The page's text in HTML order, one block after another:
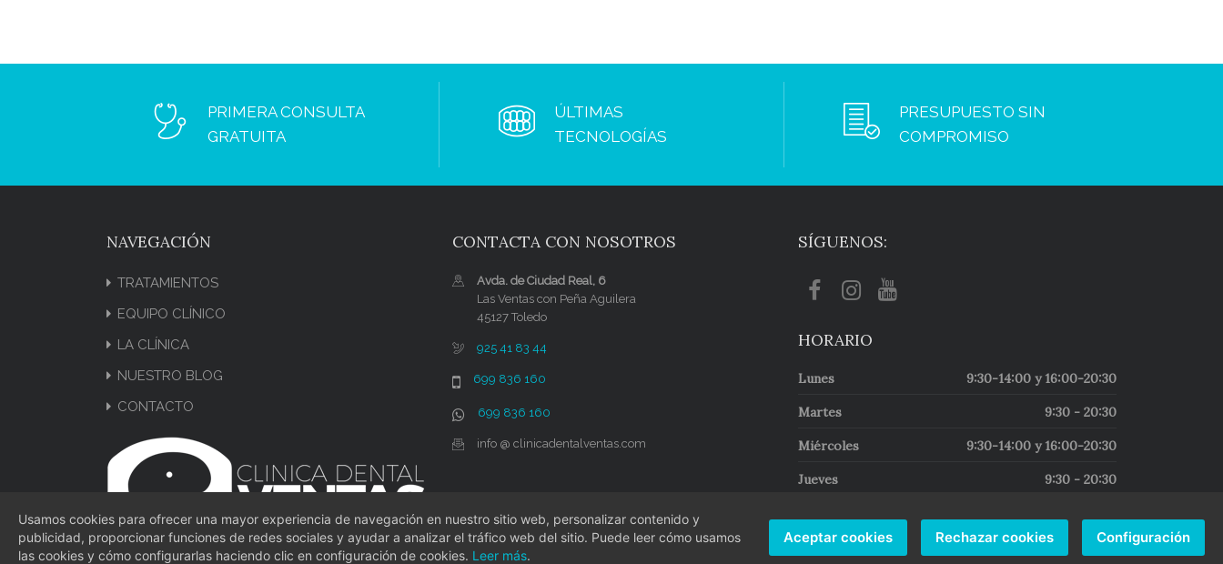
PRIMERA CONSULTA
GRATUITA
ÚLTIMAS
TECNOLOGÍAS
PRESUPUESTO SIN
COMPROMISO
NAVEGACIÓN
TRATAMIENTOS
EQUIPO CLÍNICO
LA CLÍNICA
NUESTRO BLOG
CONTACTO
CONTACTA CON NOSOTROS
Avda. de Ciudad Real, 6
Las Ventas con Peña Aguilera
45127 Toledo
925 41 83 44
699 836 160
699 836 160
info @ clinicadentalventas.com
SÍGUENOS:
HORARIO
Lunes 9:30-14:00 y 16:00-20:30
Martes 9:30 - 20:30
Miércoles 9:30-14:00 y 16:00-20:30
Jueves 9:30 - 20:30
Usamos cookies para ofrecer una mayor experiencia de navegación en nuestro sitio web, personalizar contenido y
publicidad, proporcionar funciones de redes sociales y ayudar a analizar el tráfico web del sitio. Puede leer cómo usamos
las cookies y cómo configurarlas haciendo clic en configuración de cookies. Leer más.
Aceptar cookies Rechazar cookies Configuración